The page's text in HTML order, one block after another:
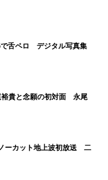
で舌ペロ デジタル写真集
裕貴と念願の初対面 永尾
ーカット地上波初放送 二